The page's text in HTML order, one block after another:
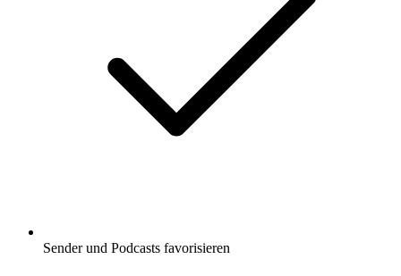
Sender und Podcasts favorisieren